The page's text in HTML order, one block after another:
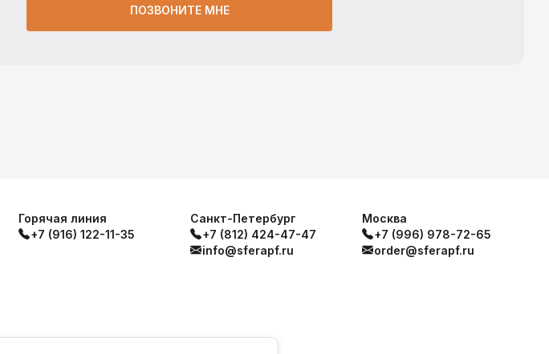
ПОЗВОНИТЕ МНЕ
Горячая линия
+7 (916) 122-11-35
Санкт-Петербург
+7 (812) 424-47-47
info@sferapf.ru
Москва
+7 (996) 978-72-65
order@sferapf.ru